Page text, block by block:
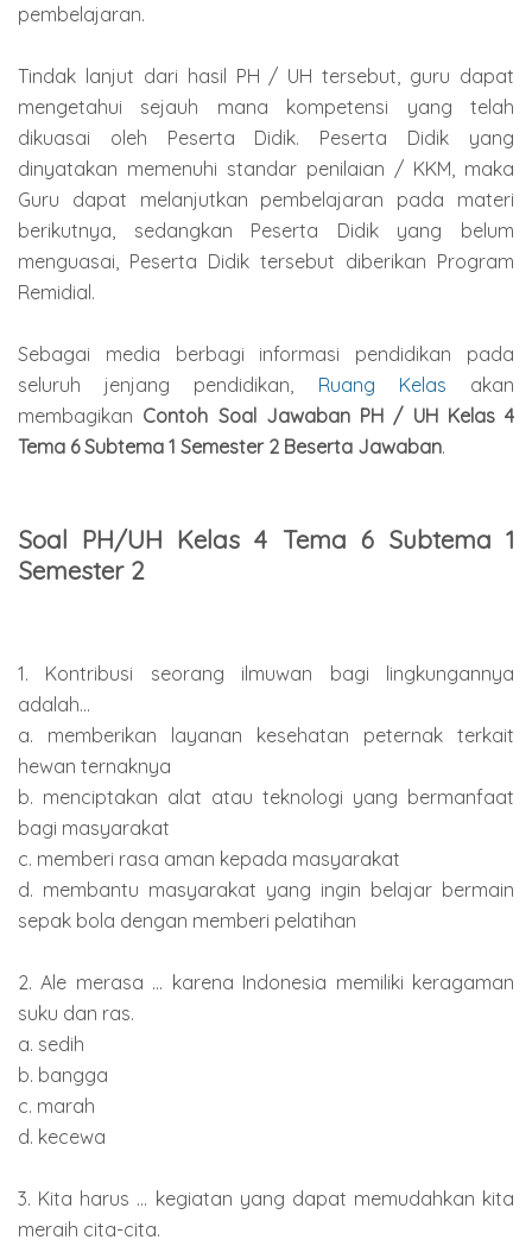
pembelajaran.
Tindak lanjut dari hasil PH / UH tersebut, guru dapat
mengetahui sejauh mana kompetensi yang telah
dikuasai oleh Peserta Didik. Peserta Didik yang
dinyatakan memenuhi standar penilaian / KKM, maka
Guru dapat melanjutkan pembelajaran pada materi
berikutnya, sedangkan Peserta Didik yang belum
menguasai, Peserta Didik tersebut diberikan Program
Remidial.
Sebagai media berbagi informasi pendidikan pada
seluruh jenjang pendidikan, Ruang Kelas akan
membagikan Contoh Soal Jawaban PH / UH Kelas 4
Tema 6 Subtema 1 Semester 2 Beserta Jawaban.
Soal PH/UH Kelas 4 Tema 6 Subtema 1
Semester 2
1. Kontribusi seorang ilmuwan bagi lingkungannya
adalah...
a. memberikan layanan kesehatan peternak terkait
hewan ternaknya
b. menciptakan alat atau teknologi yang bermanfaat
bagi masyarakat
c. memberi rasa aman kepada masyarakat
d. membantu masyarakat yang ingin belajar bermain
sepak bola dengan memberi pelatihan
2. Ale merasa ... karena Indonesia memiliki keragaman
suku dan ras.
a. sedih
b. bangga
c. marah
d. kecewa
3. Kita harus ... kegiatan yang dapat memudahkan kita
meraih cita-cita.